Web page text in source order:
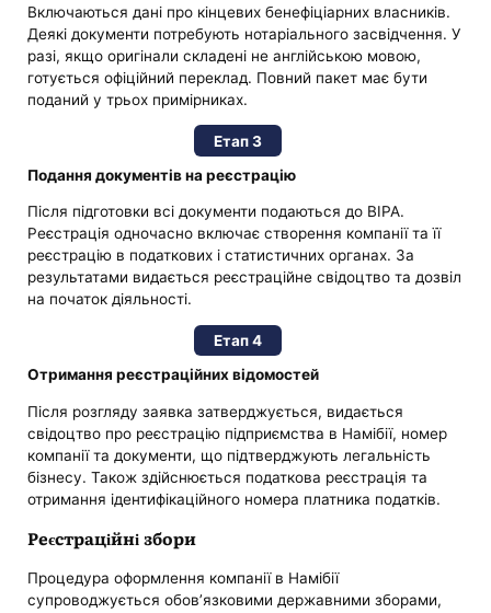
Включаються дані про кінцевих бенефіціарних власників.
Деякі документи потребують нотаріального засвідчення. У
разі, якщо оригінали складені не англійською мовою,
готується офіційний переклад. Повний пакет має бути
поданий у трьох примірниках.
Етап 3
Подання документів на реєстрацію
Після підготовки всі документи подаються до BIPA.
Реєстрація одночасно включає створення компанії та її
реєстрацію в податкових і статистичних органах. За
результатами видається реєстраційне свідоцтво та дозвіл
на початок діяльності.
Етап 4
Отримання реєстраційних відомостей
Після розгляду заявка затверджується, видається
свідоцтво про реєстрацію підприємства в Намібії, номер
компанії та документи, що підтверджують легальність
бізнесу. Також здійснюється податкова реєстрація та
отримання ідентифікаційного номера платника податків.
Реєстраційні збори
Процедура оформлення компанії в Намібії
супроводжується обов’язковими державними зборами,